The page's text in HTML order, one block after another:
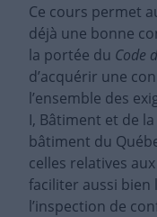
Ce cours permet
déjà une bonne
la portée du Code
d’acquérir une
l’ensemble des
I, Bâtiment et de
bâtiment du
celles relatives
faciliter aussi bien
l’inspection de